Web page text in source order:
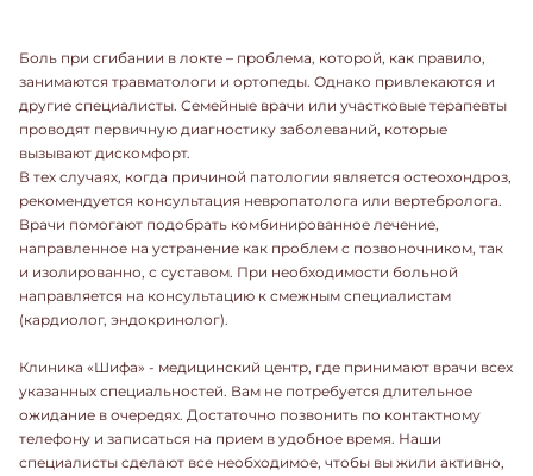
Боль при сгибании в локте – проблема, которой, как правило,
занимаются травматологи и ортопеды. Однако привлекаются и
другие специалисты. Семейные врачи или участковые терапевты
проводят первичную диагностику заболеваний, которые
вызывают дискомфорт.
В тех случаях, когда причиной патологии является остеохондроз,
рекомендуется консультация невропатолога или вертебролога.
Врачи помогают подобрать комбинированное лечение,
направленное на устранение как проблем с позвоночником, так
и изолированно, с суставом. При необходимости больной
направляется на консультацию к смежным специалистам
(кардиолог, эндокринолог).
Клиника «Шифа» - медицинский центр, где принимают врачи всех
указанных специальностей. Вам не потребуется длительное
ожидание в очередях. Достаточно позвонить по контактному
телефону и записаться на прием в удобное время. Наши
специалисты сделают все необходимое, чтобы вы жили активно,